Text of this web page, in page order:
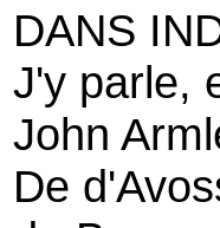
DANS
J'y parle,
John
De